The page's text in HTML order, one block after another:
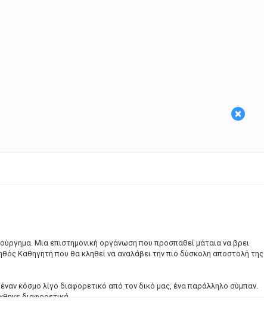
×
Μια επιστημονική οργάνωση που προσπαθεί μάταια να βρει
Καθηγητή που θα κληθεί να αναλάβει την πιο δύσκολη αποστολή της
κόσμο λίγο διαφορετικό από τον δικό μας, ένα παράλληλο σύμπαν.
διαφορετικά.